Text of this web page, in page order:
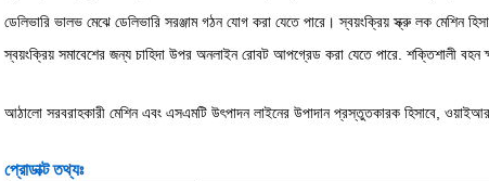
ডেলিভারি ভালভ মেঝে ডেলিভারি সরঞ্জাম গঠন যোগ করা যেতে পারে। স্বয়ংক্রিয় স্ক্রু লক মেশিন
স্বয়ংক্রিয় সমাবেশের জন্য চাহিদা উপর অনলাইন রোবট আপগ্রেড করা যেতে পারে. শক্তিশালী বহন
আঠালো সরবরাহকারী মেশিন এবং এসএমটি উৎপাদন লাইনের উপাদান প্রস্তুতকারক হিসাবে,
প্রোডাক্ট তথ্যঃ